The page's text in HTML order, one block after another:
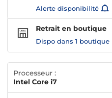
Alerte disponibilité
Retrait en boutique
Dispo dans 1 boutique
Processeur :
Intel Core i7